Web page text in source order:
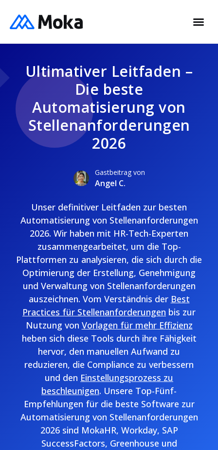
Ultimativer Leitfaden –
Die beste
Automatisierung von
Stellenanforderungen
2026
Gastbeitrag von
Angel C.
Unser definitiver Leitfaden zur besten
Automatisierung von Stellenanforderungen
2026. Wir haben mit HR-Tech-Experten
zusammengearbeitet, um die Top-
Plattformen zu analysieren, die sich durch die
Optimierung der Erstellung, Genehmigung
und Verwaltung von Stellenanforderungen
auszeichnen. Vom Verständnis der Best
Practices für Stellenanforderungen bis zur
Nutzung von Vorlagen für mehr Effizienz
heben sich diese Tools durch ihre Fähigkeit
hervor, den manuellen Aufwand zu
reduzieren, die Compliance zu verbessern
und den Einstellungsprozess zu
beschleunigen. Unsere Top-Fünf-
Empfehlungen für die beste Software zur
Automatisierung von Stellenanforderungen
2026 sind MokaHR, Workday, SAP
SuccessFactors, Greenhouse und